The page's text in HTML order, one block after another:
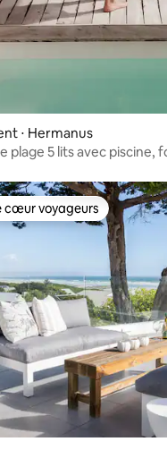
⋅ Hermanus
plage 5 lits avec piscine,
voyageurs les plus
cœur voyageurs